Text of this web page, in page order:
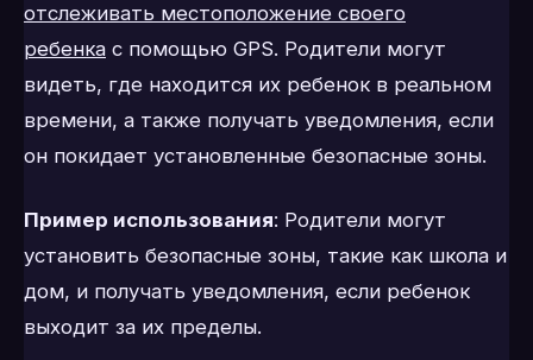
отслеживать местоположение своего
ребенка с помощью GPS. Родители могут
видеть, где находится их ребенок в реальном
времени, а также получать уведомления, если
он покидает установленные безопасные зоны.
Пример использования: Родители могут
установить безопасные зоны, такие как школа и
дом, и получать уведомления, если ребенок
выходит за их пределы.